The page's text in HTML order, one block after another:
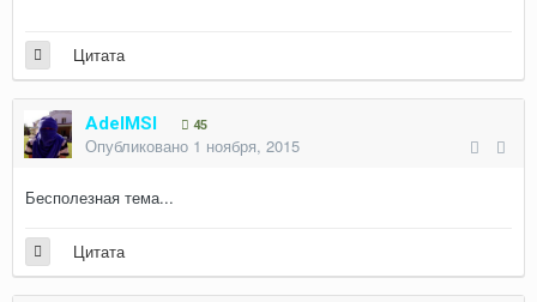
Цитата
AdelMSI 45
Опубликовано 1 ноября, 2015
Бесполезная тема...
Цитата